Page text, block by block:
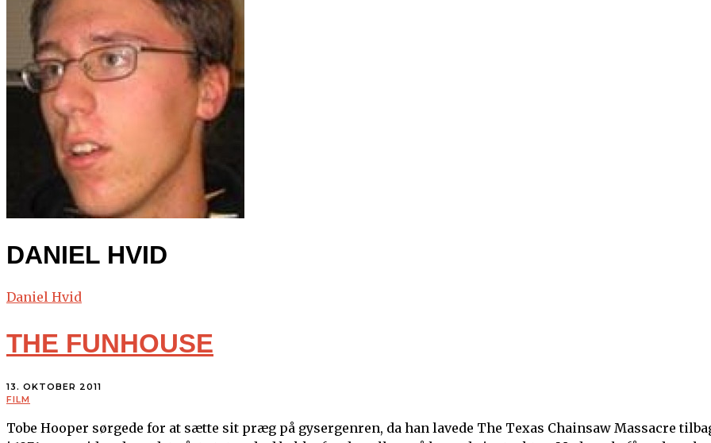
DANIEL HVID
Daniel Hvid
THE FUNHOUSE
13. OKTOBER 2011
FILM
Tobe Hooper sørgede for at sætte sit præg på gysergenren, da han lavede The Texas Chainsaw Massacre